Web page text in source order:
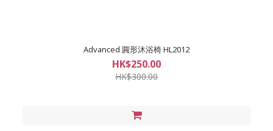
Advanced 圓形沐浴椅 HL2012
HK$250.00
HK$300.00